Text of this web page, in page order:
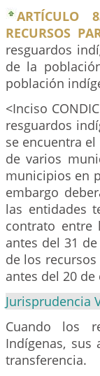
ARTÍCULO
RECURSOS
resguardos
de la
población
<Inciso
resguardos
se encuentra
de varios
municipios en
embargo
las entidades
contrato entre
antes del 31
de los
antes del 20
Jurisprudencia
Cuando los
Indígenas,
transferencia.